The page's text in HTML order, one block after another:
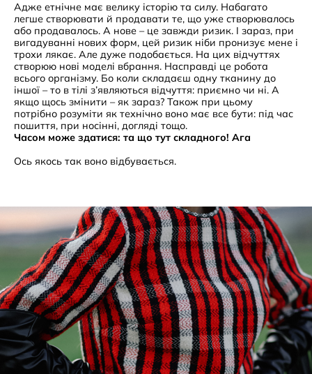
Адже етнічне має велику історію та силу. Набагато
легше створювати й продавати те, що уже створювалось
або продавалось. А нове – це завжди ризик. І зараз, при
вигадуванні нових форм, цей ризик ніби пронизує мене і
трохи лякає. Але дуже подобається. На цих відчуттях
створюю нові моделі вбрання. Насправді це робота
всього організму. Бо коли складаєш одну тканину до
іншої – то в тілі з’являються відчуття: приємно чи ні. А
якщо щось змінити – як зараз? Також при цьому
потрібно розуміти як технічно воно має все бути: під час
пошиття, при носінні, догляді тощо.
Часом може здатися: та що тут складного! Ага
Ось якось так воно відбувається.